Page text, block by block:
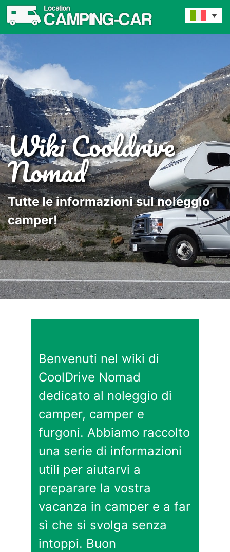
Wiki Cooldrive
Nomad
Tutte le informazioni sul noleggio
camper!
Benvenuti nel wiki di
CoolDrive Nomad
dedicato al noleggio di
camper, camper e
furgoni. Abbiamo raccolto
una serie di informazioni
utili per aiutarvi a
preparare la vostra
vacanza in camper e a far
sì che si svolga senza
intoppi. Buon